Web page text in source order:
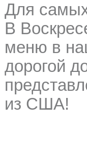
Для
В
меню в
дорогой
из США!